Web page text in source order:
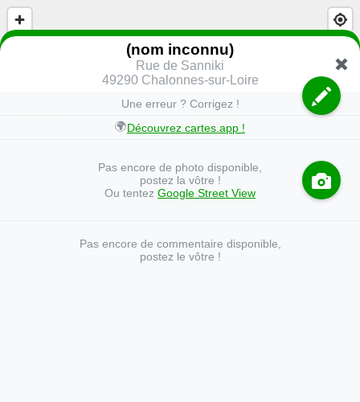
(nom inconnu)
Rue de Sanniki
49290 Chalonnes-sur-Loire
Une erreur ? Corrigez !
🌍Découvrez cartes.app !
Pas encore de photo disponible,
postez la vôtre !
Ou tentez Google Street View
Pas encore de commentaire disponible,
postez le vôtre !